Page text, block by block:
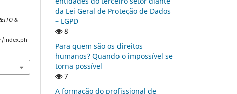
&
index.ph
da Lei Geral de Proteção de Dados
– LGPD
8
Para quem são os direitos
humanos? Quando o impossível se
torna possível
7
A formação do profissional de